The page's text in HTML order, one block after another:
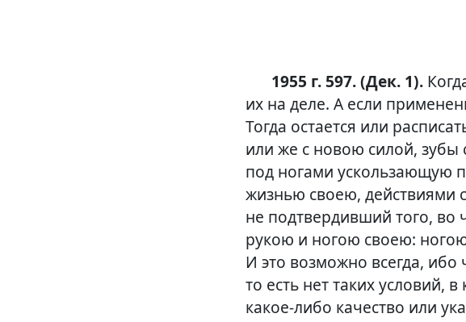
1955 г. 597. (Дек. 1).
их на деле. А если
Тогда остается или
или же с новою силой, зубы
под ногами ускользающую
жизнью своею, действиями
не подтвердивший того, во
рукою и ногою своею:
И это возможно всегда, ибо
то есть нет таких условий,
какое-либо качество или